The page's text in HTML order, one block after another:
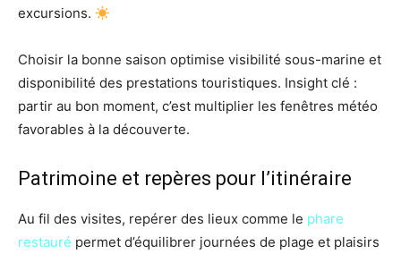
excursions.
Choisir la bonne saison optimise visibilité sous-marine et
disponibilité des prestations touristiques. Insight clé :
partir au bon moment, c’est multiplier les fenêtres météo
favorables à la découverte.
Patrimoine et repères pour l’itinéraire
Au fil des visites, repérer des lieux comme le phare
restauré permet d’équilibrer journées de plage et plaisirs